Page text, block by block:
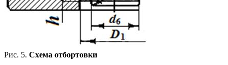
Рис. 5. Схема отбортовки